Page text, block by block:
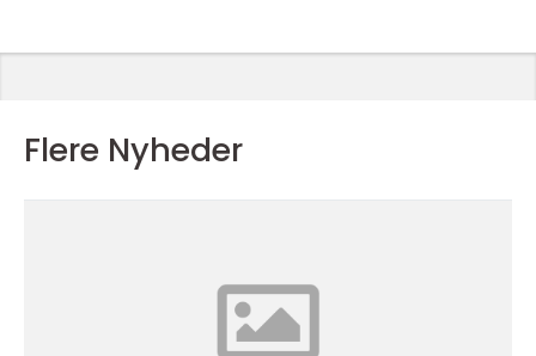
Flere Nyheder